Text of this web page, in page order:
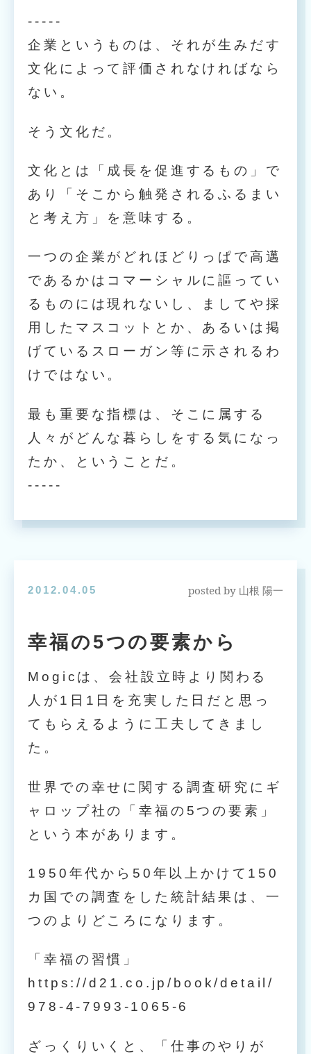
-----
企業というものは、それが生みだす
文化によって評価されなければなら
ない。
そう文化だ。
文化とは「成長を促進するもの」で
あり「そこから触発されるふるまい
と考え方」を意味する。
一つの企業がどれほどりっぱで高邁
であるかはコマーシャルに謳ってい
るものには現れないし、ましてや採
用したマスコットとか、あるいは掲
げているスローガン等に示されるわ
けではない。
最も重要な指標は、そこに属する
人々がどんな暮らしをする気になっ
たか、ということだ。
-----
2012.04.05 posted by 山根 陽一
幸福の5つの要素から
Mogicは、会社設立時より関わる
人が1日1日を充実した日だと思っ
てもらえるように工夫してきまし
た。
世界での幸せに関する調査研究にギ
ャロップ社の「幸福の5つの要素」
という本があります。
1950年代から50年以上かけて150
カ国での調査をした統計結果は、一
つのよりどころになります。
「幸福の習慣」
https://d21.co.jp/book/detail/
978-4-7993-1065-6
ざっくりいくと、「仕事のやりが